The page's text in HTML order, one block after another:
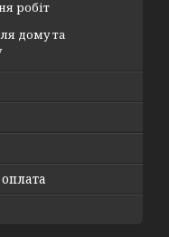
робіт
дому та